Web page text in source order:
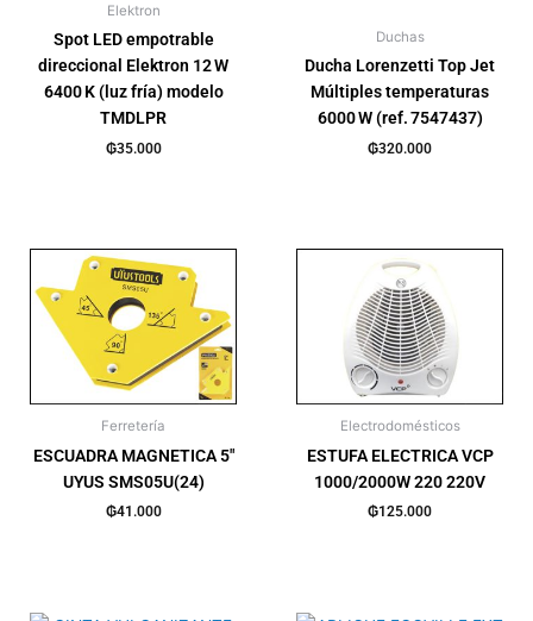
Elektron
Spot LED empotrable
direccional Elektron 12 W
6400 K (luz fría) modelo
TMDLPR
₲35.000
Duchas
Ducha Lorenzetti Top Jet
Múltiples temperaturas
6000 W (ref. 7547437)
₲320.000
Ferretería
ESCUADRA MAGNETICA 5″
UYUS SMS05U(24)
₲41.000
Electrodomésticos
ESTUFA ELECTRICA VCP
1000/2000W 220 220V
₲125.000